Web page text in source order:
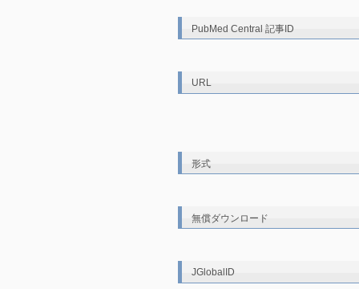
PubMed Central 記事ID
URL
形式
無償ダウンロード
JGlobalID